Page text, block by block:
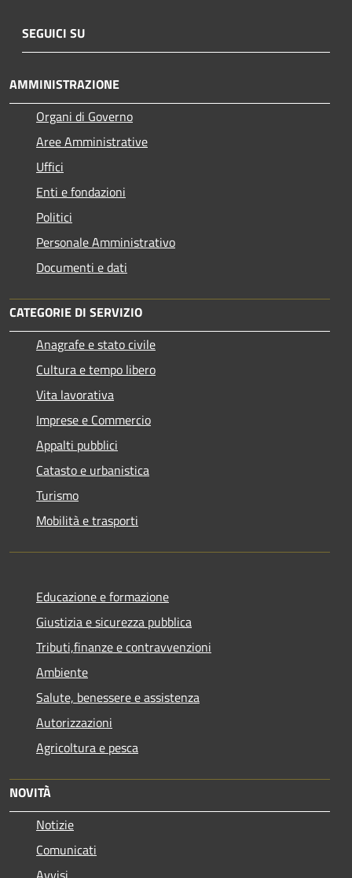
SEGUICI SU
AMMINISTRAZIONE
Organi di Governo
Aree Amministrative
Uffici
Enti e fondazioni
Politici
Personale Amministrativo
Documenti e dati
CATEGORIE DI SERVIZIO
Anagrafe e stato civile
Cultura e tempo libero
Vita lavorativa
Imprese e Commercio
Appalti pubblici
Catasto e urbanistica
Turismo
Mobilità e trasporti
Educazione e formazione
Giustizia e sicurezza pubblica
Tributi,finanze e contravvenzioni
Ambiente
Salute, benessere e assistenza
Autorizzazioni
Agricoltura e pesca
NOVITÀ
Notizie
Comunicati